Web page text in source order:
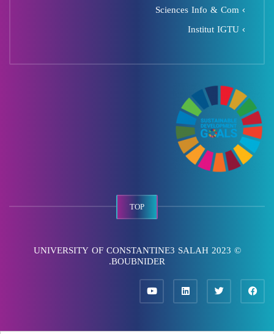
Sciences Info & Com
Institut IGTU
TOP
© 2023 UNIVERSITY OF CONSTANTINE3 SALAH
BOUBNIDER.